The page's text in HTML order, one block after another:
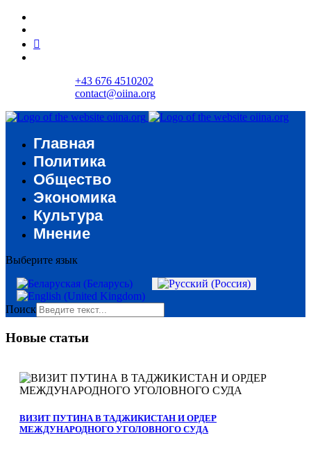
+43 676 4510202
contact@oiina.org
Главная
Политика
Общество
Экономика
Культура
Мнение
Выберите язык
Поиск
Новые статьи
ВИЗИТ ПУТИНА В ТАДЖИКИСТАН И ОРДЕР
МЕЖДУНАРОДНОГО УГОЛОВНОГО СУДА